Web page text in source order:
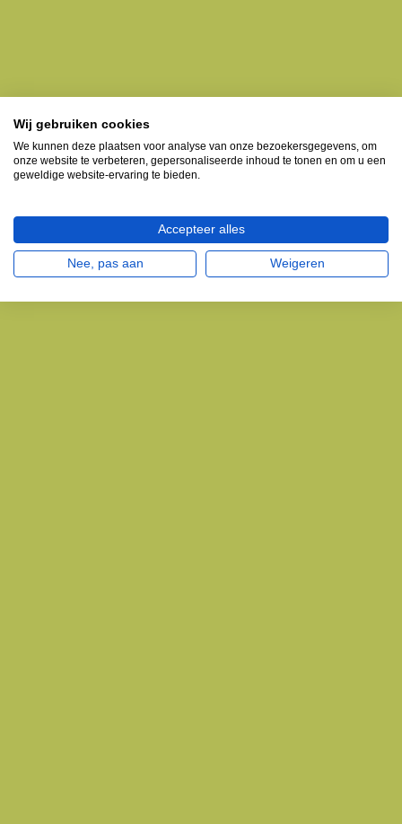
Wij gebruiken cookies
We kunnen deze plaatsen voor analyse van onze bezoekersgegevens, om
onze website te verbeteren, gepersonaliseerde inhoud te tonen en om u een
geweldige website-ervaring te bieden.
Accepteer alles
Nee, pas aan Weigeren